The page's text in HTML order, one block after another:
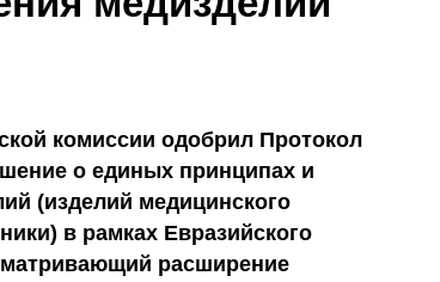
комиссии одобрил Протокол
о единых принципах и
(изделий медицинского
в рамках Евразийского
расширение